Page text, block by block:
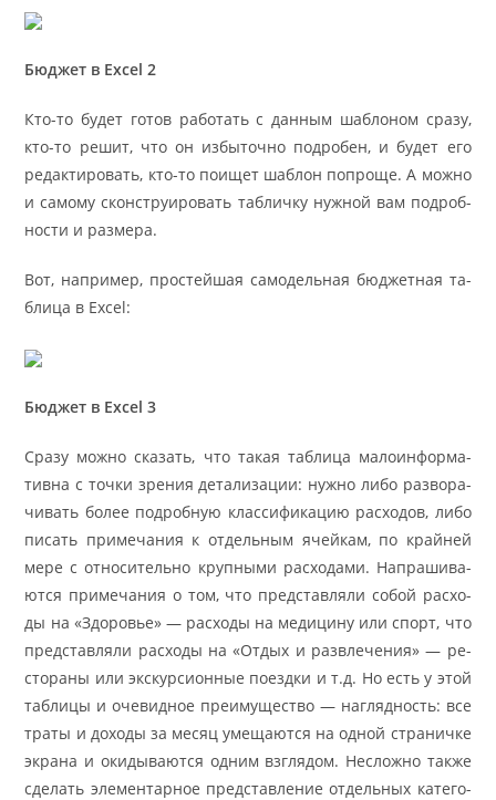
Бюд­жет в Ex­cel 2
Кто-то бу­дет го­тов ра­бо­тать с дан­ным ша­бло­ном сра­зу,
кто-то ре­шит, что он из­бы­точ­но по­дро­бен, и бу­дет его
ре­дак­ти­ро­вать, кто-то по­и­щет ша­блон по­про­ще. А мож­но
и само­му сконстру­и­ро­вать та­блич­ку нуж­ной вам по­дроб­
но­сти и раз­ме­ра.
Вот, напри­мер, про­стей­шая само­дель­ная бюд­жет­ная та­
бли­ца в Ex­cel:
Бюд­жет в Ex­cel 3
Сра­зу мож­но ска­зать, что та­кая та­бли­ца ма­ло­ин­фор­ма­
тив­на с точ­ки зре­ния де­та­ли­за­ции: нуж­но ли­бо раз­во­ра­
чи­вать бо­лее по­дроб­ную клас­си­фи­ка­цию рас­хо­дов, ли­бо
пи­сать при­ме­ча­ния к отдель­ным ячей­кам, по крайней
ме­ре с от­но­си­тель­но круп­ны­ми рас­хо­да­ми. На­пра­ши­ва­
ют­ся при­ме­ча­ния о том, что пред­став­ля­ли со­бой рас­хо­
ды на «Здо­ро­вье» — рас­хо­ды на ме­ди­ци­ну или спорт, что
пред­став­ля­ли рас­хо­ды на «От­дых и раз­вле­че­ния» — ре­
сто­ра­ны или экс­кур­сион­ные поезд­ки и т.д. Но есть у этой
та­бли­цы и оче­вид­ное пре­иму­ще­ство — на­гляд­ность: все
тра­ты и до­хо­ды за ме­сяц уме­ща­ют­ся на од­ной стра­нич­ке
экра­на и оки­ды­ва­ют­ся од­ним вз­гля­дом. Не­слож­но так­же
сде­лать эле­мен­тар­ное пред­став­ле­ние отдель­ных ка­те­го­